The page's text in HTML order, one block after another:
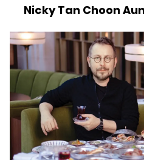
Nicky Tan Choon